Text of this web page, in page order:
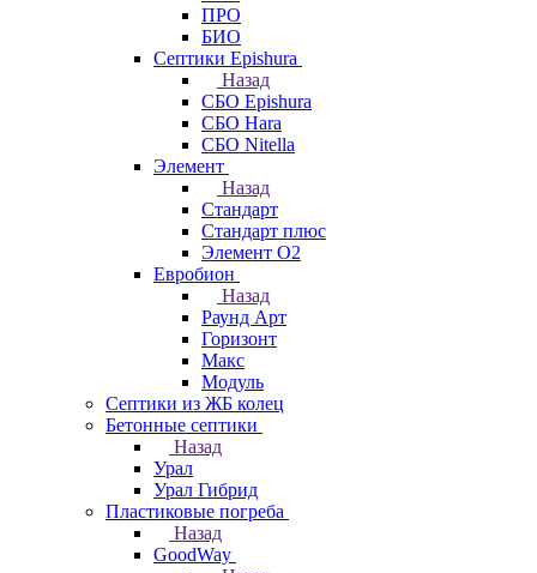
ПРО
БИО
Септики Epishura
Назад
СБО Epishura
СБО Hara
СБО Nitella
Элемент
Назад
Стандарт
Стандарт плюс
Элемент О2
Евробион
Назад
Раунд Арт
Горизонт
Макс
Модуль
Септики из ЖБ колец
Бетонные септики
Назад
Урал
Урал Гибрид
Пластиковые погреба
Назад
GoodWay